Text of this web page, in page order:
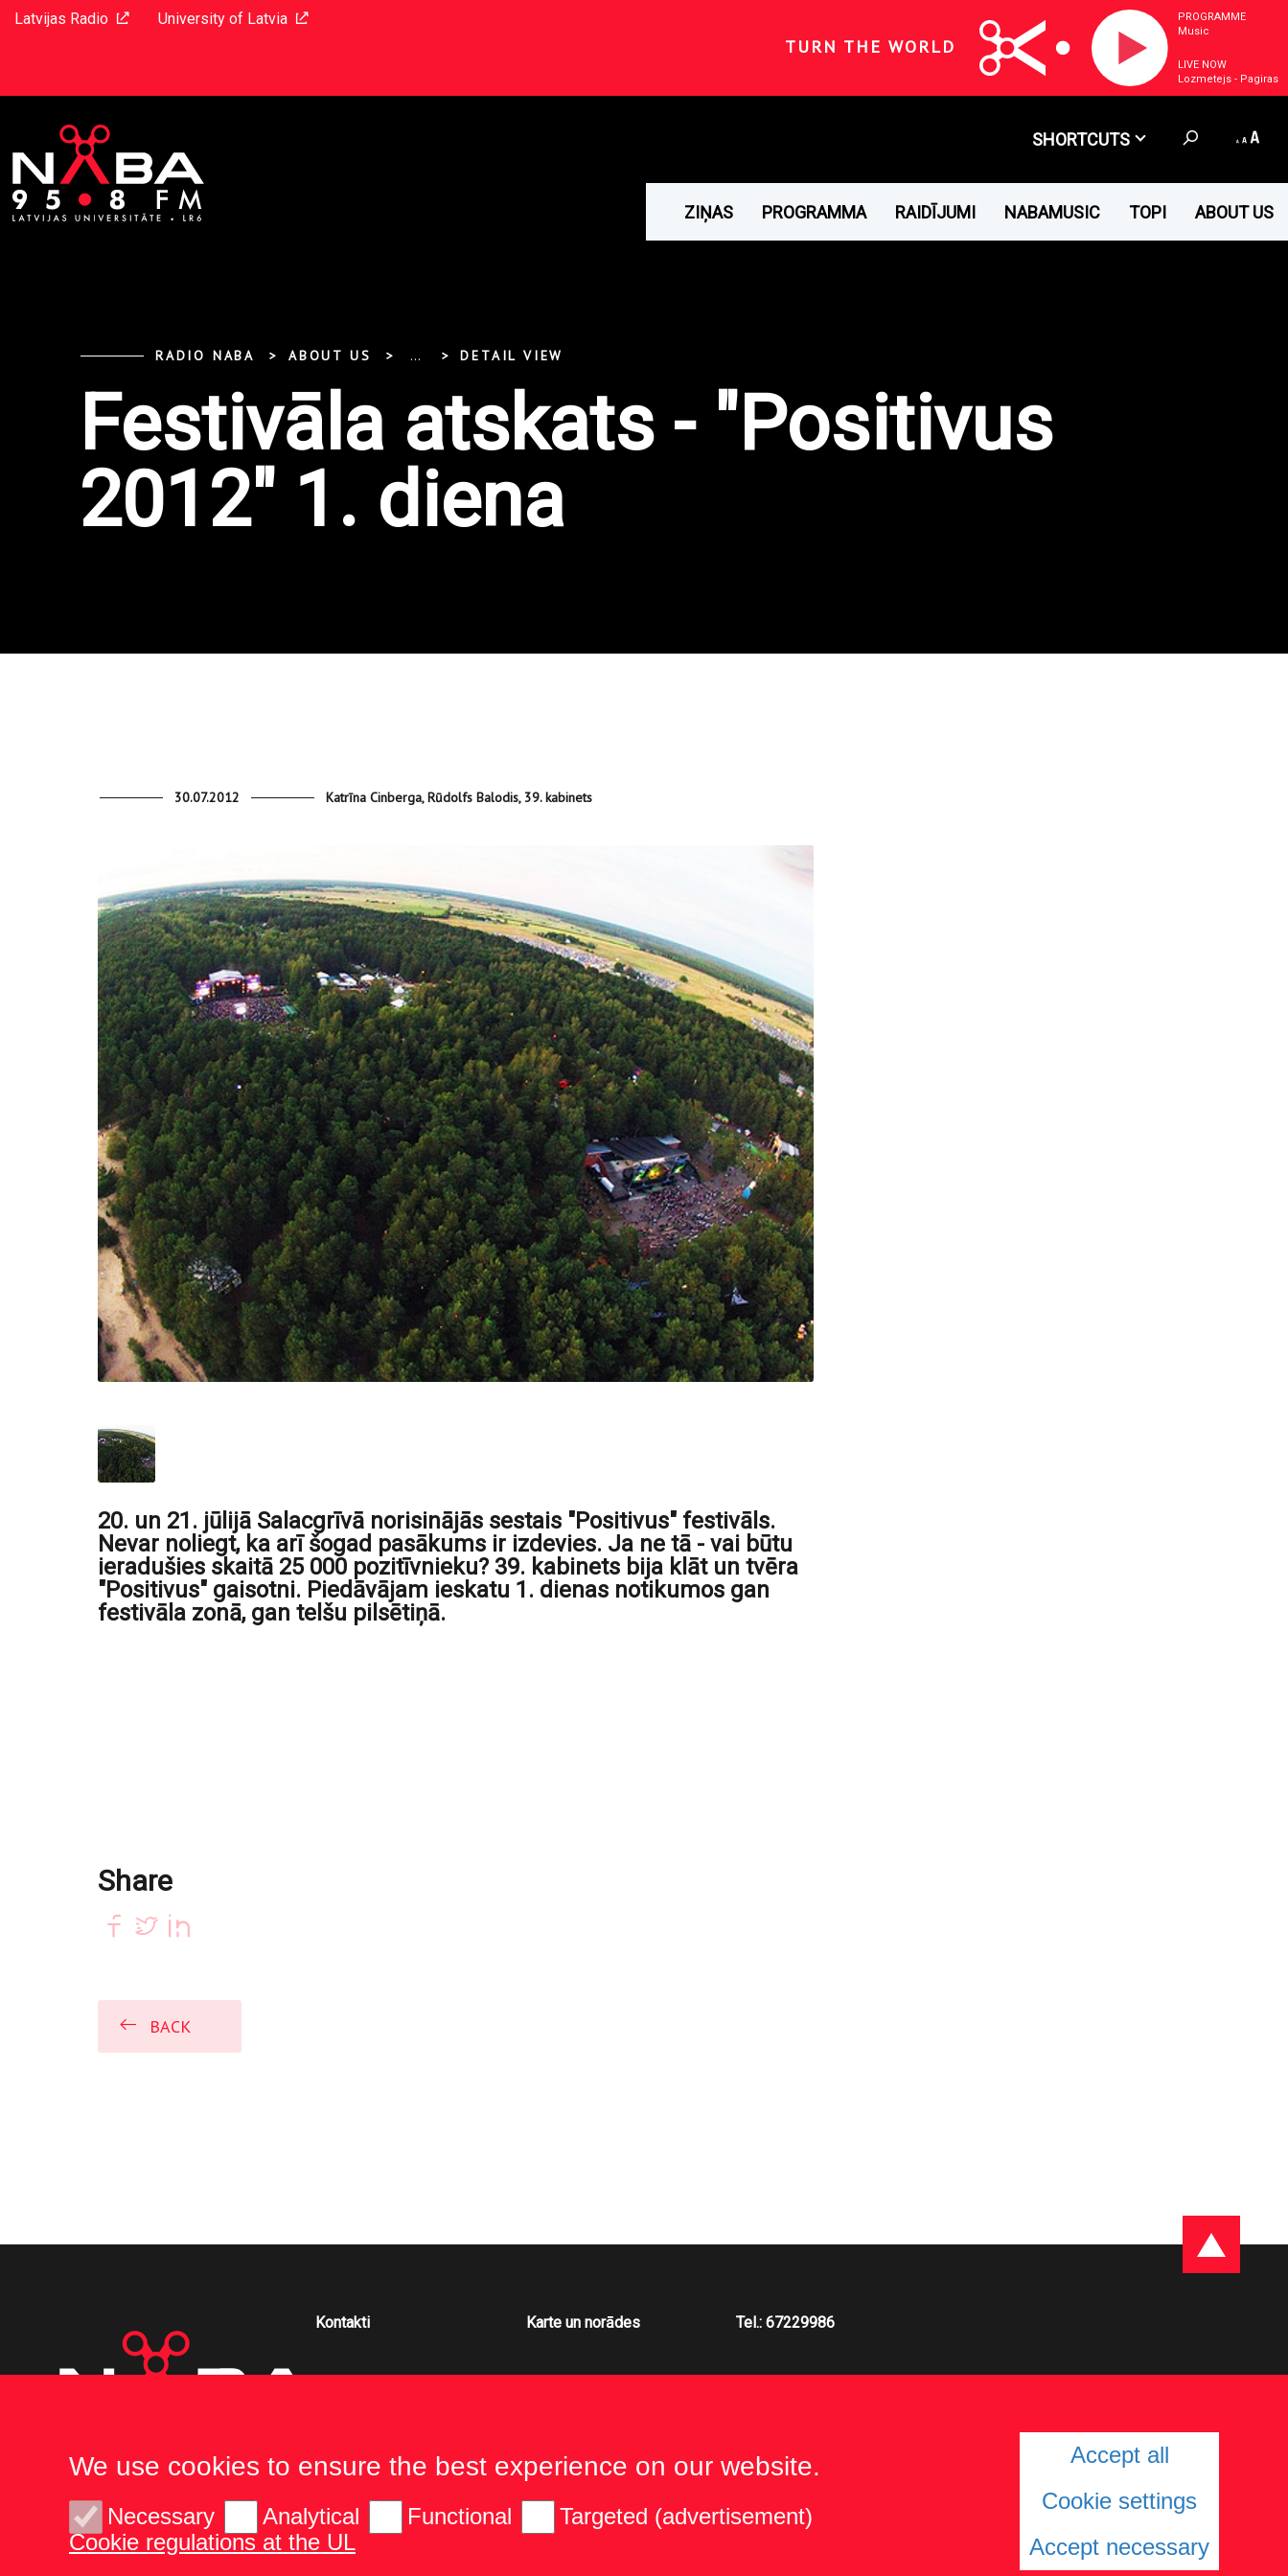
Latvijas Radio University of Latvia
TURN THE WORLD
PROGRAMME
Music
LIVE NOW
Lozmetejs - Pagiras
SHORTCUTS
ZIŅAS PROGRAMMA RAIDĪJUMI NABAMUSIC TOPI ABOUT US
RADIO NABA ABOUT US ... DETAIL VIEW
Festivāla atskats - "Positivus
2012" 1. diena
30.07.2012 Katrīna Cinberga, Rūdolfs Balodis, 39. kabinets
20. un 21. jūlijā Salacgrīvā norisinājās sestais "Positivus" festivāls.
Nevar noliegt, ka arī šogad pasākums ir izdevies. Ja ne tā - vai būtu
ieradušies skaitā 25 000 pozitīvnieku? 39. kabinets bija klāt un tvēra
"Positivus" gaisotni. Piedāvājam ieskatu 1. dienas notikumos gan
festivāla zonā, gan telšu pilsētiņā.
Share
BACK
Kontakti Karte un norādes Tel.: 67229986
We use cookies to ensure the best experience on our website.
Necessary Analytical Functional
Targeted (advertisement)
Cookie regulations at the UL
Accept all
Cookie settings
Accept necessary